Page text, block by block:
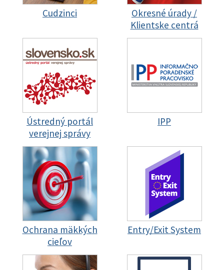
Cudzinci
Okresné úrady /
Klientske centrá
Ústredný portál
verejnej správy
IPP
Ochrana mäkkých
cieľov
Entry/Exit System